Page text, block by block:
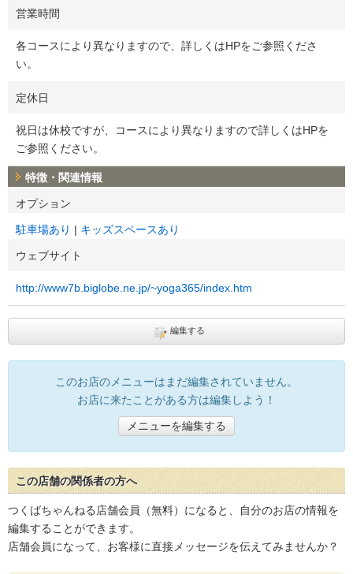
営業時間
各コースにより異なりますので、詳しくはHPをご参照くださ
い。
定休日
祝日は休校ですが、コースにより異なりますので詳しくはHPを
ご参照ください。
特徴・関連情報
オプション
駐車場あり キッズスペースあり
ウェブサイト
http://www7b.biglobe.ne.jp/~yoga365/index.htm
編集する
このお店のメニューはまだ編集されていません。
お店に来たことがある方は編集しよう！
メニューを編集する
この店舗の関係者の方へ
つくばちゃんねる店舗会員（無料）になると、自分のお店の情報を
編集することができます。
店舗会員になって、お客様に直接メッセージを伝えてみませんか？